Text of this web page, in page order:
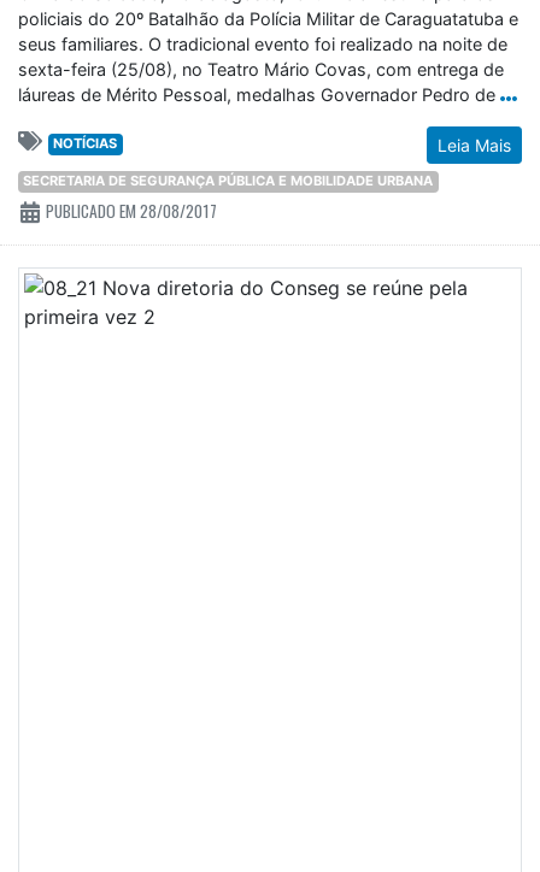
policiais do 20º Batalhão da Polícia Militar de Caraguatatuba e
seus familiares. O tradicional evento foi realizado na noite de
sexta-feira (25/08), no Teatro Mário Covas, com entrega de
láureas de Mérito Pessoal, medalhas Governador Pedro de
Leia Mais
NOTÍCIAS
SECRETARIA DE SEGURANÇA PÚBLICA E MOBILIDADE URBANA
PUBLICADO EM 28/08/2017